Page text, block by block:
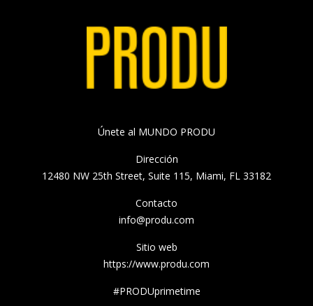
Únete al MUNDO PRODU
Dirección
12480 NW 25th Street, Suite 115, Miami, FL 33182
Contacto
info@produ.com
Sitio web
https://www.produ.com
#PRODUprimetime